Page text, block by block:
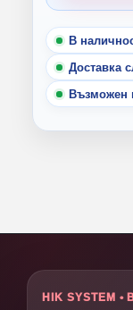
В
Доставка
Възможен
HIK